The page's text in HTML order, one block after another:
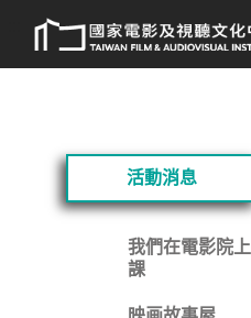
活動消息
我們在電影院上
課